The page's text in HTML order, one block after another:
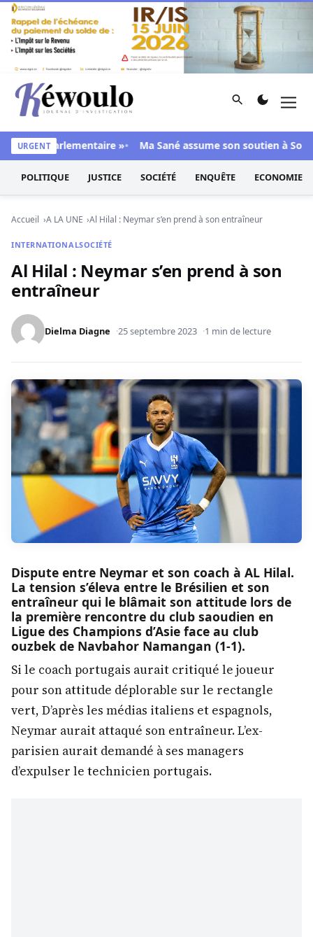
Aller au contenu
Kéwoulo, le premier site d'information et d'investigation
Rechercher
URGENTparlementaire » Ma Sané assume son soutien à Sonko
POLITIQUE JUSTICE SOCIÉTÉ ENQUÊTE ECONOMIE
Accueil A LA UNE Al Hilal : Neymar s’en prend à son entraîneur
INTERNATIONALSOCIÉTÉ
Al Hilal : Neymar s’en prend à son
entraîneur
Dielma Diagne 25 septembre 2023 1 min de lecture
Dispute entre Neymar et son coach à AL Hilal.
La tension s’éleva entre le Brésilien et son
entraîneur qui le blâmait son attitude lors de
la première rencontre du club saoudien en
Ligue des Champions d’Asie face au club
ouzbek de Navbahor Namangan (1-1).
Si le coach portugais aurait critiqué le joueur
pour son attitude déplorable sur le rectangle
vert, D’après les médias italiens et espagnols,
Neymar aurait attaqué son entraîneur. L’ex-
parisien aurait demandé à ses managers
d’expulser le technicien portugais.